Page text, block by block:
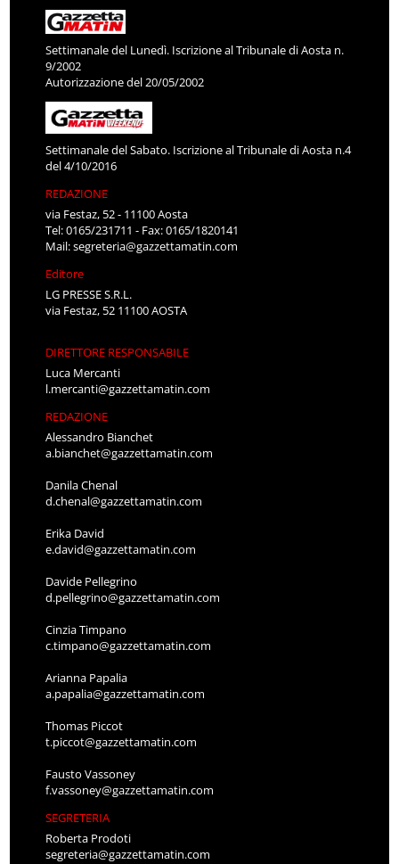
Settimanale del Lunedì. Iscrizione al Tribunale di Aosta n.
9/2002
Autorizzazione del 20/05/2002
Settimanale del Sabato. Iscrizione al Tribunale di Aosta n.4
del 4/10/2016
REDAZIONE
via Festaz, 52 - 11100 Aosta
Tel: 0165/231711 - Fax: 0165/1820141
Mail:segreteria@gazzettamatin.com
Editore
LG PRESSE S.R.L.
via Festaz, 52 11100 AOSTA
DIRETTORE RESPONSABILE
Luca Mercanti
l.mercanti@gazzettamatin.com
REDAZIONE
Alessandro Bianchet
a.bianchet@gazzettamatin.com
Danila Chenal
d.chenal@gazzettamatin.com
Erika David
e.david@gazzettamatin.com
Davide Pellegrino
d.pellegrino@gazzettamatin.com
Cinzia Timpano
c.timpano@gazzettamatin.com
Arianna Papalia
a.papalia@gazzettamatin.com
Thomas Piccot
t.piccot@gazzettamatin.com
Fausto Vassoney
f.vassoney@gazzettamatin.com
SEGRETERIA
Roberta Prodoti
segreteria@gazzettamatin.com